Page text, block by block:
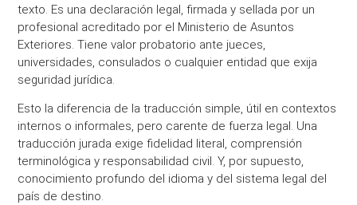
texto. Es una declaración legal, firmada y sellada por un
profesional acreditado por el Ministerio de Asuntos
Exteriores. Tiene valor probatorio ante jueces,
universidades, consulados o cualquier entidad que exija
seguridad jurídica.
Esto la diferencia de la traducción simple, útil en contextos
internos o informales, pero carente de fuerza legal. Una
traducción jurada exige fidelidad literal, comprensión
terminológica y responsabilidad civil. Y, por supuesto,
conocimiento profundo del idioma y del sistema legal del
país de destino.